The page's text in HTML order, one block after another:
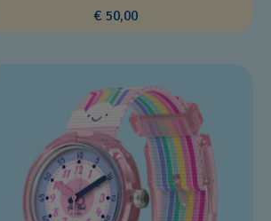
€ 50,00